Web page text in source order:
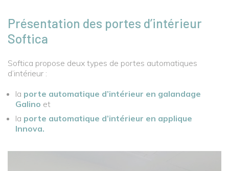
Présentation des portes d’intérieur
Softica
Softica propose deux types de portes automatiques
d’intérieur :
la porte automatique d’intérieur en galandage
Galino et
la porte automatique d’intérieur en applique
Innova.